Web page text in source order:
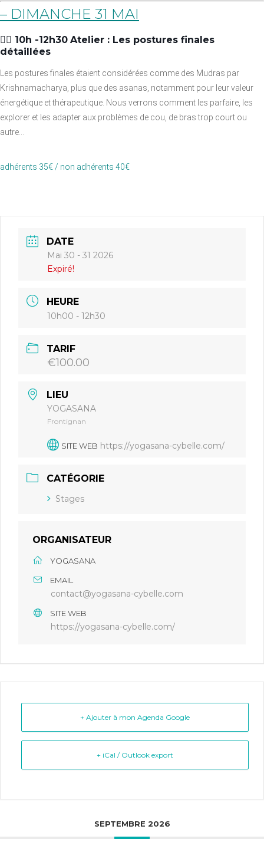
– DIMANCHE 31 MAI
👉🏼 10h -12h30 Atelier : Les postures finales
détaillées
Les postures finales étaient considérées comme des Mudras par
Krishnamacharya, plus que des asanas, notamment pour leur valeur
énergétique et thérapeutique. Nous verrons comment les parfaire, les
explorer et les adapter aux problèmes de cou, de bras trop court ou
autre…
adhérents 35€ / non adhérents 40€
DATE
Mai 30 - 31 2026
Expiré!
HEURE
10h00 - 12h30
TARIF
€100.00
LIEU
YOGASANA
Frontignan
SITE WEB https://yogasana-cybelle.com/
CATÉGORIE
Stages
ORGANISATEUR
YOGASANA
EMAIL
contact@yogasana-cybelle.com
SITE WEB
https://yogasana-cybelle.com/
+ Ajouter à mon Agenda Google
+ iCal / Outlook export
SEPTEMBRE 2026